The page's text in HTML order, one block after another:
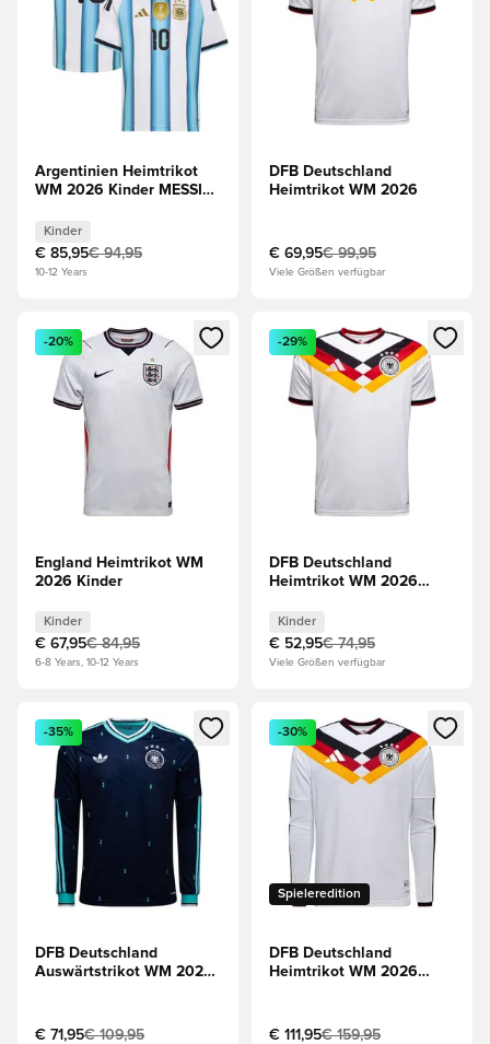
Argentinien Heimtrikot
WM 2026 Kinder MESSI
Kinder
€ 85,95€ 94,95
10-12 Years
DFB Deutschland
Heimtrikot WM 2026
€ 69,95€ 99,95
Viele Größen verfügbar
Öffnet ein Fenster zum Anmelden oder Registrieren als
-20%
England Heimtrikot WM
2026 Kinder
Kinder
€ 67,95€ 84,95
6-8 Years, 10-12 Years
Öffnet ein Fenster zum
-29%
DFB Deutschland
Heimtrikot WM 2026
Kinder
€ 52,95€ 74,95
Viele Größen verfügbar
Öffnet ein Fenster zum Anmelden oder Registrieren als
-35%
DFB Deutschland
Auswärtstrikot WM 2026
€ 71,95€ 109,95
Öffnet ein Fenster zum
Spieleredition
-30%
DFB Deutschland
Heimtrikot WM 2026
€ 111,95€ 159,95